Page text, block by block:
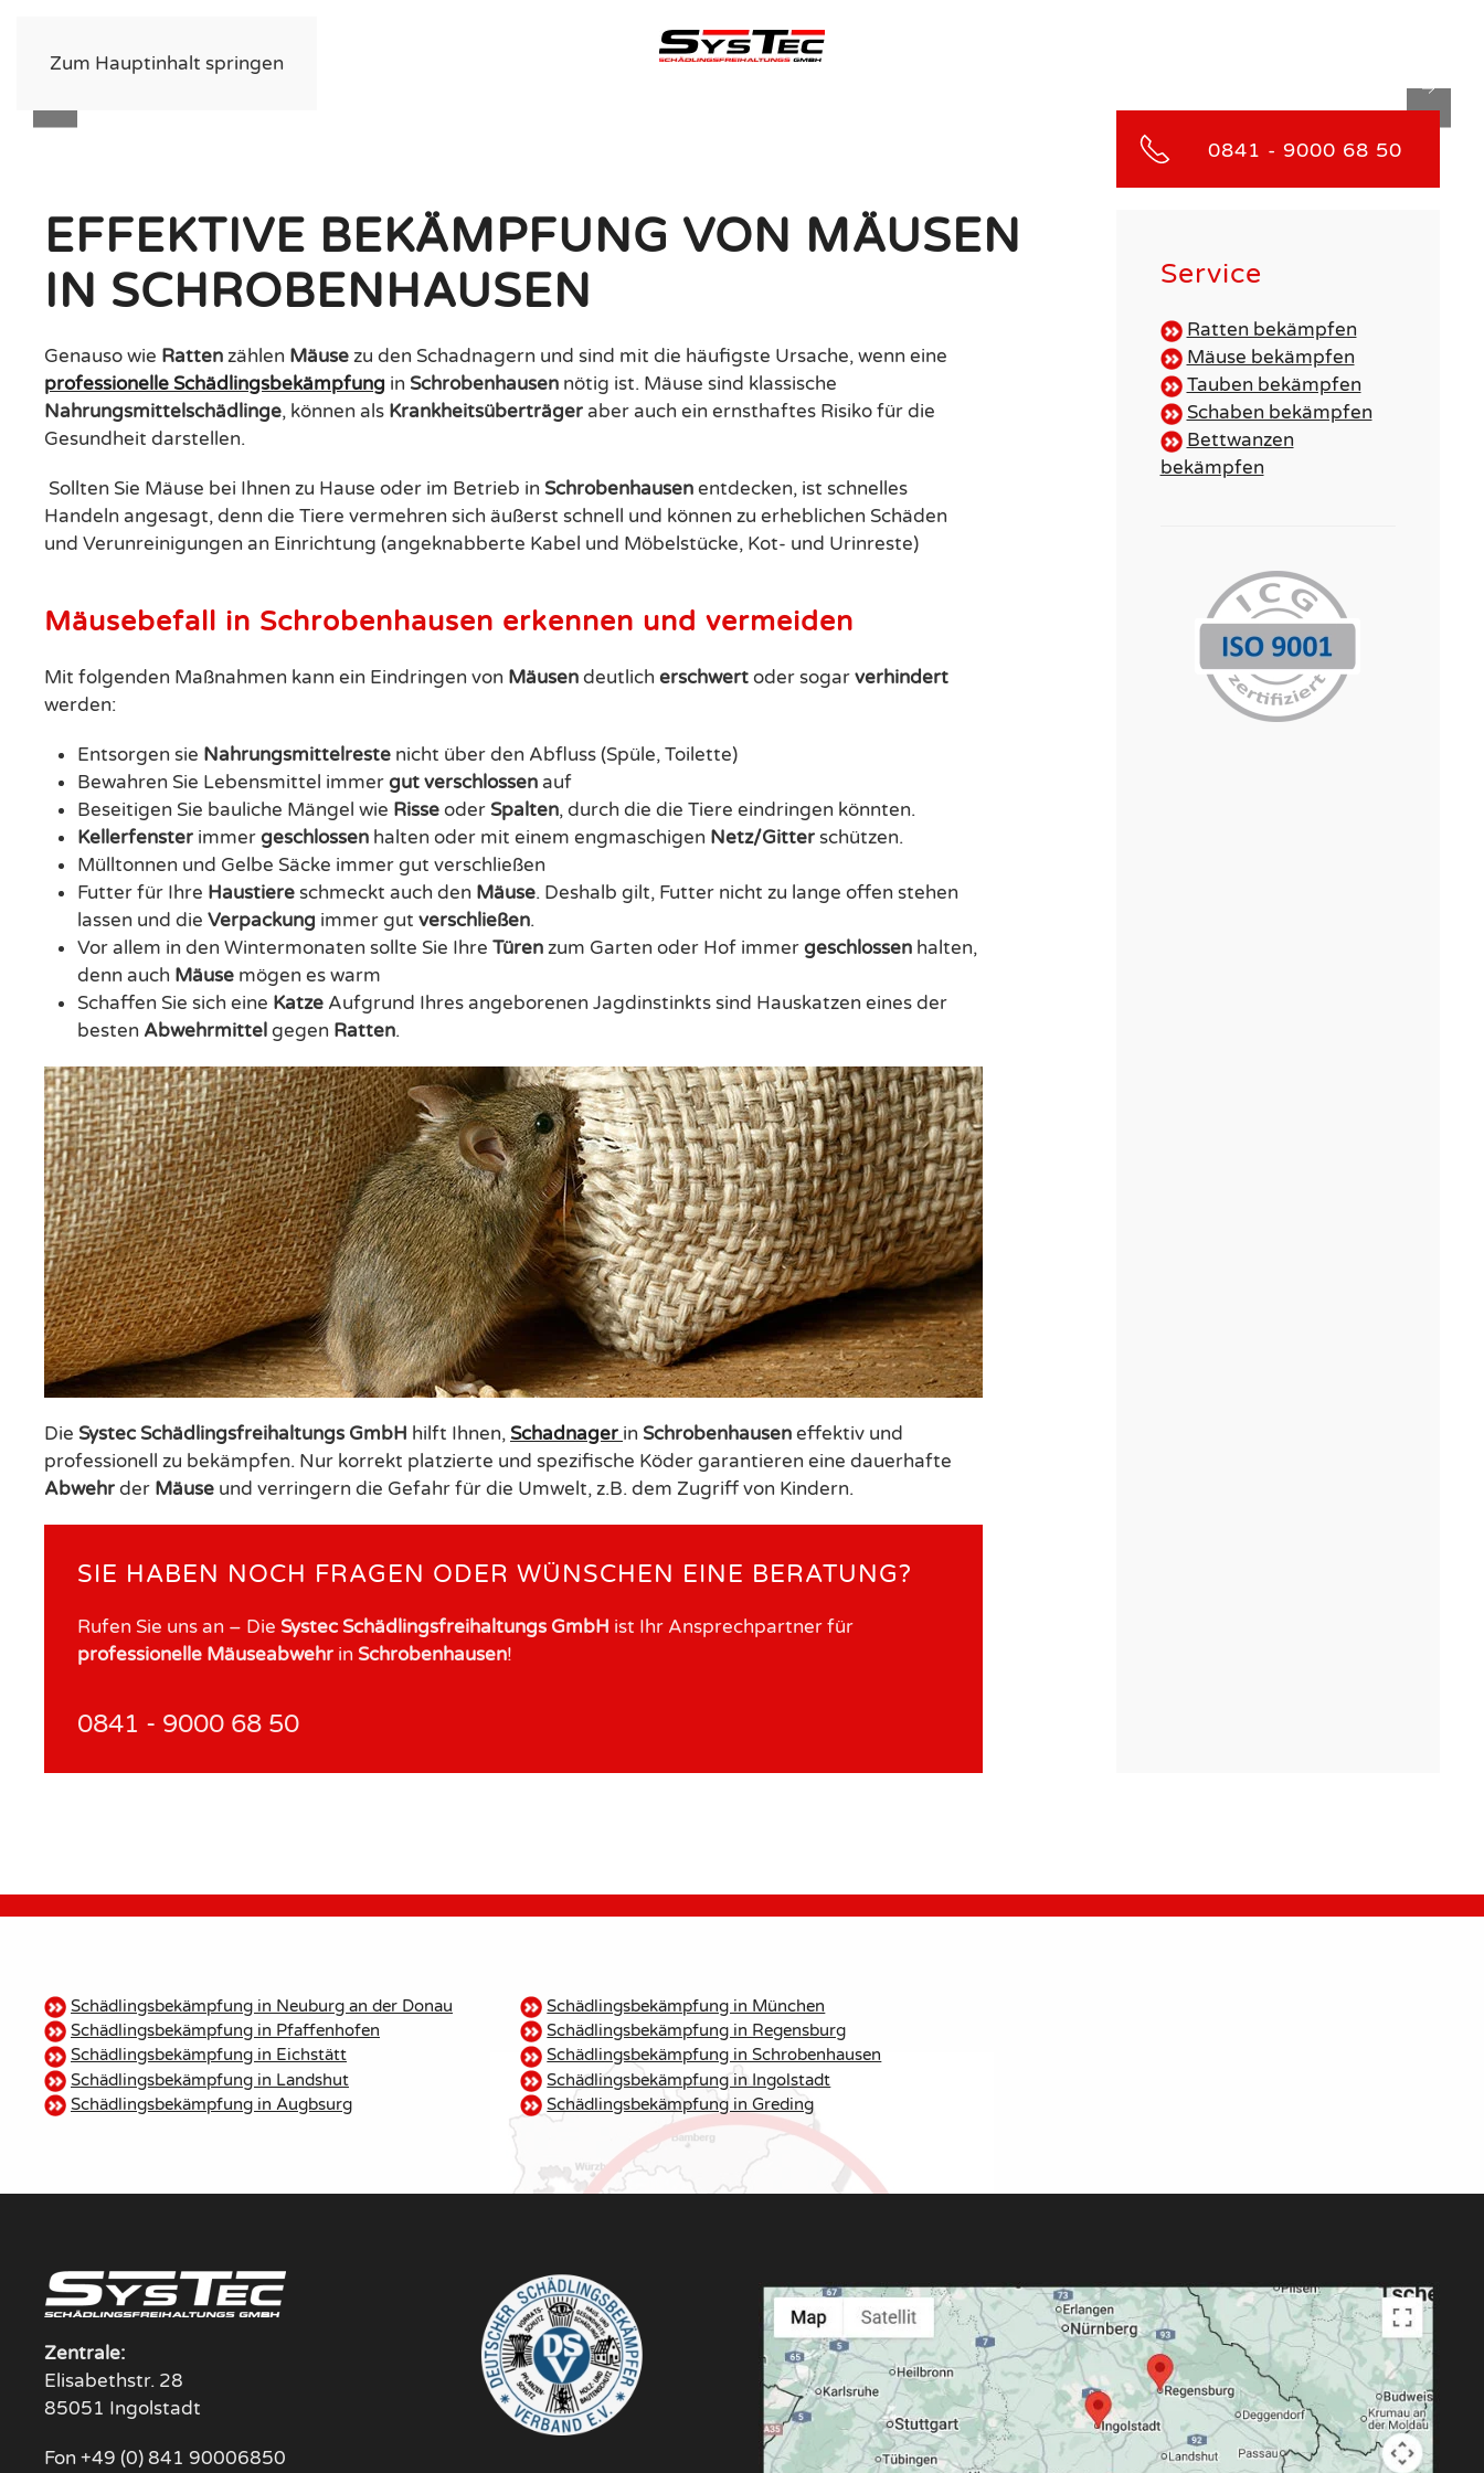
Zum Hauptinhalt springen mäusebekämpfung
0841 - 9000 68 50
EFFEKTIVE BEKÄMPFUNG VON MÄUSEN
IN SCHROBENHAUSEN
Genauso wie Rattenzählen Mäusezu den Schadnagern und sind mit die häufigste Ursache, wenn eine
professionelle Schädlingsbekämpfung in Schrobenhausen nötig ist. Mäuse sind klassische
Nahrungsmittelschädlinge, können als Krankheitsüberträgeraber auch ein ernsthaftes Risiko für die
Gesundheit darstellen.
Sollten Sie Mäuse bei Ihnen zu Hause oder im Betrieb in Schrobenhausenentdecken, ist schnelles
Handeln angesagt, denn die Tiere vermehren sich äußerst schnell und können zu erheblichen Schäden
und Verunreinigungen an Einrichtung (angeknabberte Kabel und Möbelstücke, Kot- und Urinreste)
Mäusebefall in Schrobenhausen erkennen und vermeiden
Mit folgenden Maßnahmen kann ein Eindringen von Mäusendeutlich erschwertoder sogarverhindert
werden:
Entsorgen sie Nahrungsmittelreste nicht über den Abfluss (Spüle, Toilette)
Bewahren Sie Lebensmittel immergutverschlossenauf
Beseitigen Sie bauliche Mängel wie Risseoder Spalten, durch die die Tiere eindringen könnten.
Kellerfenster immergeschlossen halten oder mit einem engmaschigen Netz/Gitterschützen.
Mülltonnen und Gelbe Säcke immer gut verschließen
Futter für Ihre Haustiereschmeckt auch den Mäuse. Deshalb gilt, Futter nicht zu lange offen stehen
lassen und die Verpackung immer gut verschließen.
Vor allem in den Wintermonaten sollte Sie Ihre Türenzum Garten oder Hof immergeschlossen halten,
denn auch Mäuse mögen es warm
Schaffen Sie sich eine Katze Aufgrund Ihres angeborenen Jagdinstinkts sind Hauskatzen eines der
besten Abwehrmittelgegen Ratten.
Die Systec Schädlingsfreihaltungs GmbH hilft Ihnen, Schadnager in Schrobenhauseneffektiv und
professionell zu bekämpfen. Nur korrekt platzierte und spezifische Köder garantieren eine dauerhafte
Abwehrder Mäuse und verringern die Gefahr für die Umwelt, z.B. dem Zugriff von Kindern.
SIE HABEN NOCH FRAGEN ODER WÜNSCHEN EINE BERATUNG?
Rufen Sie uns an – Die Systec Schädlingsfreihaltungs GmbH ist Ihr Ansprechpartner für
professionelle Mäuseabwehr in Schrobenhausen!
0841 - 9000 68 50
Service
Ratten bekämpfen
Mäuse bekämpfen
Tauben bekämpfen
Schaben bekämpfen
Bettwanzen
bekämpfen
Schädlingsbekämpfung in Neuburg an der Donau
Schädlingsbekämpfung in Pfaffenhofen
Schädlingsbekämpfung in Eichstätt
Schädlingsbekämpfung in Landshut
Schädlingsbekämpfung in Augbsurg
Schädlingsbekämpfung in München
Schädlingsbekämpfung in Regensburg
Schädlingsbekämpfung in Schrobenhausen
Schädlingsbekämpfung in Ingolstadt
Schädlingsbekämpfung in Greding
Zentrale:
Elisabethstr. 28
85051 Ingolstadt
Fon +49 (0) 841 90006850